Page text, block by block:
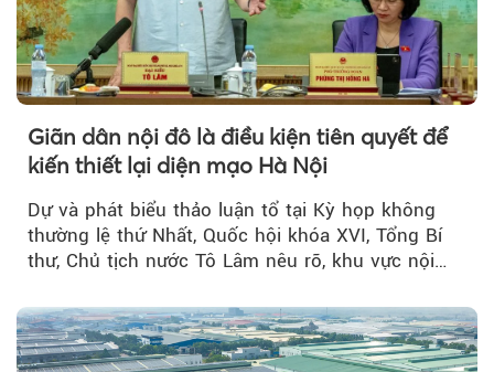
Giãn dân nội đô là điều kiện tiên quyết để
kiến thiết lại diện mạo Hà Nội
Dự và phát biểu thảo luận tổ tại Kỳ họp không
thường lệ thứ Nhất, Quốc hội khóa XVI, Tổng Bí
thư, Chủ tịch nước Tô Lâm nêu rõ, khu vực nội